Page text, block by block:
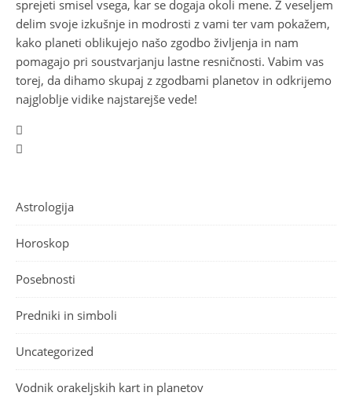
sprejeti smisel vsega, kar se dogaja okoli mene. Z veseljem
delim svoje izkušnje in modrosti z vami ter vam pokažem,
kako planeti oblikujejo našo zgodbo življenja in nam
pomagajo pri soustvarjanju lastne resničnosti. Vabim vas
torej, da dihamo skupaj z zgodbami planetov in odkrijemo
najgloblje vidike najstarejše vede!
Astrologija
Horoskop
Posebnosti
Predniki in simboli
Uncategorized
Vodnik orakeljskih kart in planetov